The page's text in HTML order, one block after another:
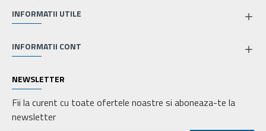
INFORMATII UTILE
INFORMATII CONT
NEWSLETTER
Fii la curent cu toate ofertele noastre si aboneaza-te la
newsletter